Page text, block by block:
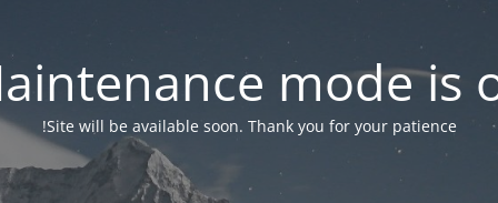
mode is
Site will be available soon. Thank you for your patience!